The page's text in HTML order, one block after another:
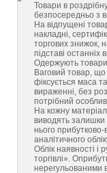
Товари в
безпосередньо з
На відпущені
накладні,
торгових знижок,
підставі
Одержують
Ваговий товар,
фіксується маса
вираженні, без
потрібний
На кожну
виводять залишки
нього
аналітичного
Облік наявності
торгівлі».
нерегульованими